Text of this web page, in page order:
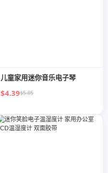
儿童家用迷你音乐电子琴
$4.39$5.85